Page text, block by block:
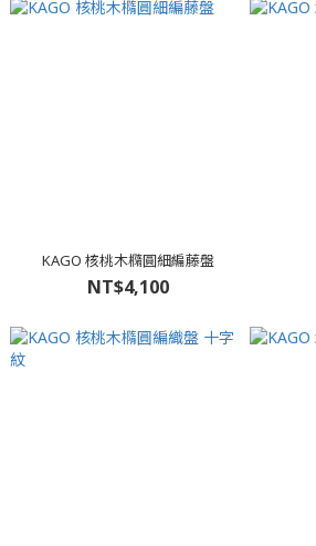
KAGO 核桃木橢圓細編藤盤
NT$4,100